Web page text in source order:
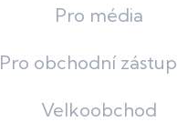
Pro média
Pro obchodní
Velkoobchod